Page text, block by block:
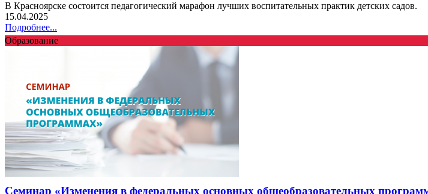
В Красноярске состоится педагогический марафон лучших воспитательных практик детских садов.
15.04.2025
Подробнее...
Образование
Семинар «Изменения в федеральных основных общеобразовательных